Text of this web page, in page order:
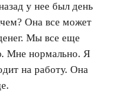
у нее был день
Она все может
Мы все еще
Мне нормально. Я
на работу. Она